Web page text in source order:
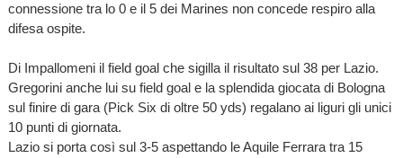
connessione tra lo 0 e il 5 dei Marines non concede respiro alla
difesa ospite.
Di Impallomeni il field goal che sigilla il risultato sul 38 per Lazio.
Gregorini anche lui su field goal e la splendida giocata di Bologna
sul finire di gara (Pick Six di oltre 50 yds) regalano ai liguri gli unici
10 punti di giornata.
Lazio si porta così sul 3-5 aspettando le Aquile Ferrara tra 15